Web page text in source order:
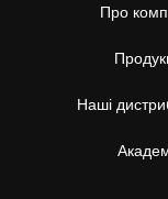
Про
Наші